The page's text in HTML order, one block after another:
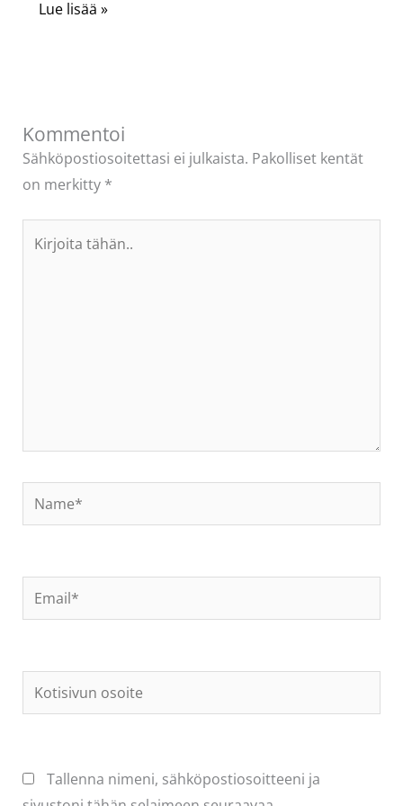
Lue lisää »
Kommentoi
Sähköpostiosoitettasi ei julkaista. Pakolliset kentät
on merkitty *
tähän..
Name*
Email*
Kotisivun
osoite
Tallenna nimeni, sähköpostiosoitteeni ja